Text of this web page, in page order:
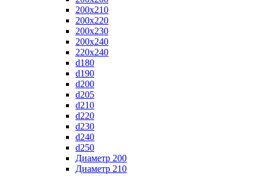
200x210
200x220
200x230
200x240
220x240
d180
d190
d200
d205
d210
d220
d230
d240
d250
Диаметр 200
Диаметр 210